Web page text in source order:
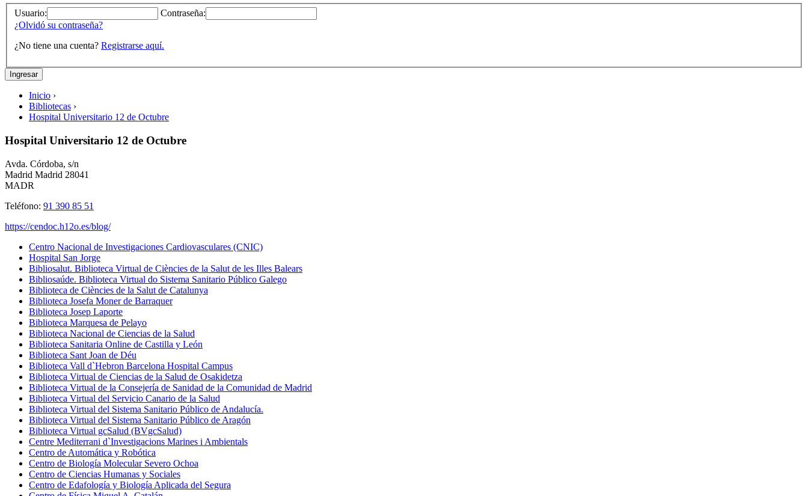
Usuario:
Contraseña:
¿Olvidó su contraseña?
¿No tiene una cuenta? Registrarse aquí.
Inicio ›
Bibliotecas ›
Hospital Universitario 12 de Octubre
Hospital Universitario 12 de Octubre
Avda. Córdoba, s/n
Madrid Madrid 28041
MADR
Teléfono: 91 390 85 51
https://cendoc.h12o.es/blog/
Centro Nacional de Investigaciones Cardiovasculares (CNIC)
Hospital San Jorge
Bibliosalut. Biblioteca Virtual de Ciències de la Salut de les Illes Balears
Bibliosaúde. Biblioteca Virtual do Sistema Sanitario Público Galego
Biblioteca de Ciències de la Salut de Catalunya
Biblioteca Josefa Moner de Barraquer
Biblioteca Josep Laporte
Biblioteca Marquesa de Pelayo
Biblioteca Nacional de Ciencias de la Salud
Biblioteca Sanitaria Online de Castilla y León
Biblioteca Sant Joan de Déu
Biblioteca Vall d`Hebron Barcelona Hospital Campus
Biblioteca Virtual de Ciencias de la Salud de Osakidetza
Biblioteca Virtual de la Consejería de Sanidad de la Comunidad de Madrid
Biblioteca Virtual del Servicio Canario de la Salud
Biblioteca Virtual del Sistema Sanitario Público de Andalucía.
Biblioteca Virtual del Sistema Sanitario Público de Aragón
Biblioteca Virtual gcSalud (BVgcSalud)
Centre Mediterrani d`Investigacions Marines i Ambientals
Centro de Automática y Robótica
Centro de Biología Molecular Severo Ochoa
Centro de Ciencias Humanas y Sociales
Centro de Edafología y Biología Aplicada del Segura